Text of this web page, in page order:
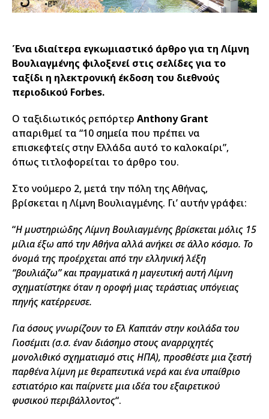
Ένα ιδιαίτερα εγκωμιαστικό άρθρο για τη Λίμνη
Βουλιαγμένης φιλοξενεί στις σελίδες για το
ταξίδι η ηλεκτρονική έκδοση του διεθνούς
περιοδικού Forbes.
O ταξιδιωτικός ρεπόρτερ Anthony Grant
απαριθμεί τα “10 σημεία που πρέπει να
επισκεφτείς στην Ελλάδα αυτό το καλοκαίρι”,
όπως τιτλοφορείται το άρθρο του.
Στο νούμερο 2, μετά την πόλη της Αθήνας,
βρίσκεται η Λίμνη Βουλιαγμένης. Γι’ αυτήν γράφει:
“Η μυστηριώδης Λίμνη Βουλιαγμένης βρίσκεται μόλις 15
μίλια έξω από την Αθήνα αλλά ανήκει σε άλλο κόσμο. Το
όνομά της προέρχεται από την ελληνική λέξη
“βουλιάζω” και πραγματικά η μαγευτική αυτή Λίμνη
σχηματίστηκε όταν η οροφή μιας τεράστιας υπόγειας
πηγής κατέρρευσε.
Για όσους γνωρίζουν το Ελ Καπιτάν στην κοιλάδα του
Γιοσέμιτι (σ.σ. έναν διάσημο στους αναρριχητές
μονολιθικό σχηματισμό στις ΗΠΑ), προσθέστε μια ζεστή
παρθένα λίμνη με θεραπευτικά νερά και ένα υπαίθριο
εστιατόριο και παίρνετε μια ιδέα του εξαιρετικού
φυσικού περιβάλλοντος“.